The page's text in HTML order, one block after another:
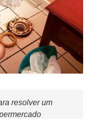
resolver um